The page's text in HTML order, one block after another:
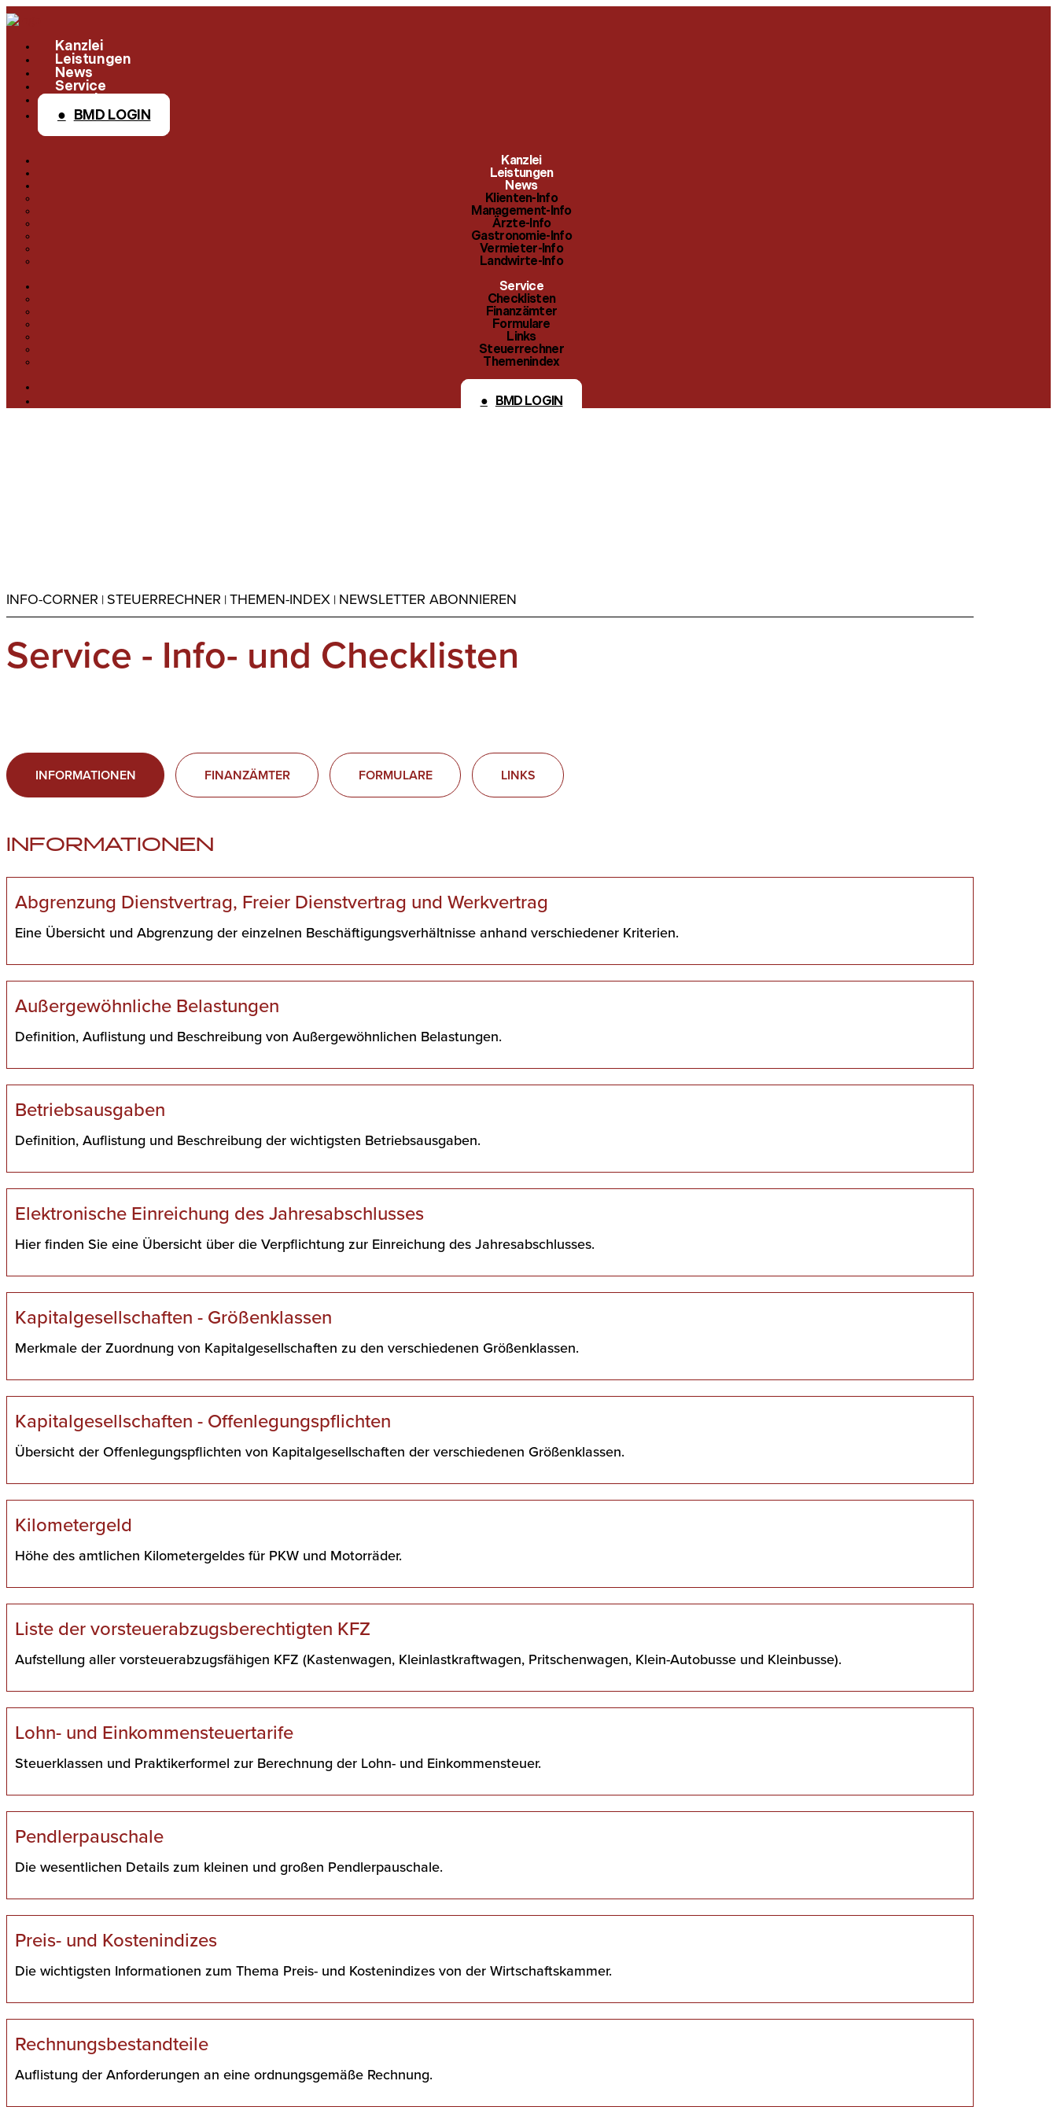
Kanzlei
Leistungen
News
Management-Info
Ärzte-Info
Gastronomie-Info
Vermieter-Info
Landwirte-Info
Service
Checklisten
Finanzämter
Formulare
Links
Themenindex
BMD LOGIN
Kanzlei
Leistungen
News
Klienten-Info
Management-Info
Ärzte-Info
Gastronomie-Info
Vermieter-Info
Landwirte-Info
Service
Checklisten
Finanzämter
Formulare
Links
Steuerrechner
Themenindex
BMD LOGIN
INFO-CORNER | STEUERRECHNER |THEMEN-INDEX | NEWSLETTER ABONNIEREN
Service - Info- und Checklisten
INFORMATIONEN FINANZÄMTER FORMULARE LINKS
INFORMATIONEN
Abgrenzung Dienstvertrag, Freier Dienstvertrag und Werkvertrag
Eine Übersicht und Abgrenzung der einzelnen Beschäftigungsverhältnisse anhand verschiedener Kriterien.
Außergewöhnliche Belastungen
Definition, Auflistung und Beschreibung von Außergewöhnlichen Belastungen.
Betriebsausgaben
Definition, Auflistung und Beschreibung der wichtigsten Betriebsausgaben.
Elektronische Einreichung des Jahresabschlusses
Hier finden Sie eine Übersicht über die Verpflichtung zur Einreichung des Jahresabschlusses.
Kapitalgesellschaften - Größenklassen
Merkmale der Zuordnung von Kapitalgesellschaften zu den verschiedenen Größenklassen.
Kapitalgesellschaften - Offenlegungspflichten
Übersicht der Offenlegungspflichten von Kapitalgesellschaften der verschiedenen Größenklassen.
Kilometergeld
Höhe des amtlichen Kilometergeldes für PKW und Motorräder.
Liste der vorsteuerabzugsberechtigten KFZ
Aufstellung aller vorsteuerabzugsfähigen KFZ (Kastenwagen, Kleinlastkraftwagen, Pritschenwagen, Klein-Autobusse und Kleinbusse).
Lohn- und Einkommensteuertarife
Steuerklassen und Praktikerformel zur Berechnung der Lohn- und Einkommensteuer.
Pendlerpauschale
Die wesentlichen Details zum kleinen und großen Pendlerpauschale.
Preis- und Kostenindizes
Die wichtigsten Informationen zum Thema Preis- und Kostenindizes von der Wirtschaftskammer.
Rechnungsbestandteile
Auflistung der Anforderungen an eine ordnungsgemäße Rechnung.